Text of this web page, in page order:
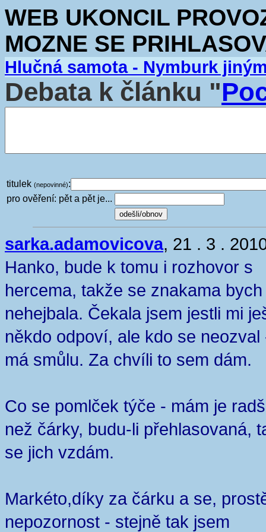
WEB UKONCIL
MOZNE SE
Hlučná samota - Nymburk
Debata k článku "
titulek (nepovinné):
pro ověření: pět a pět je...
sarka.adamovicova, 21 . 3 .
Hanko, bude k tomu i rozhovor s
hercema, takže se znakama bych
nehejbala. Čekala jsem jestli mi
někdo odpoví, ale kdo se neozval
má smůlu. Za chvíli to sem dám.
Co se pomlček týče - mám je
než čárky, budu-li přehlasovaná,
se jich vzdám.
Markéto,díky za čárku a se,
nepozornost - stejně tak jsem